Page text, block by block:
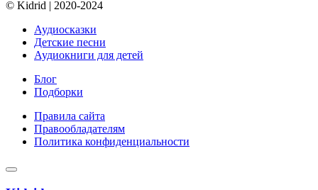
© Kidrid | 2020-2024
Аудиосказки
Детские песни
Аудиокниги для детей
Блог
Подборки
Правила сайта
Правообладателям
Политика конфиденциальности